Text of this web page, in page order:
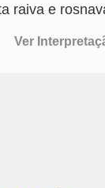
raiva e
Ver